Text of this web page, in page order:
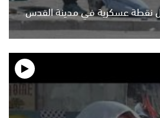
نقطة عسكرية في مدينة القدس